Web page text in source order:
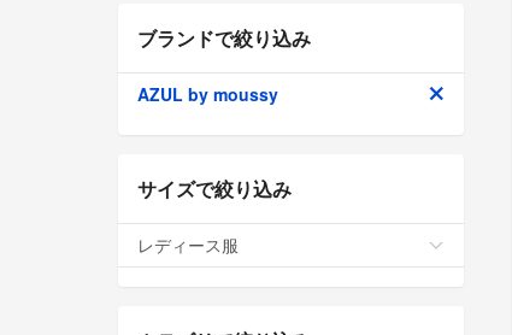
ブランドで絞り込み
AZUL by moussy
サイズで絞り込み
レディース服